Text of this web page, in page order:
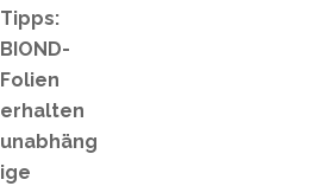
Tipps:
BIOND-
Folien
erhalten
unabhäng
ige